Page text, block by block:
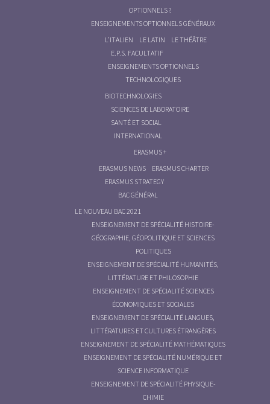
OPTIONNELS ?
ENSEIGNEMENTS OPTIONNELS GÉNÉRAUX
L’ITALIEN
LE LATIN
LE THÉÂTRE
E.P.S. FACULTATIF
ENSEIGNEMENTS OPTIONNELS
TECHNOLOGIQUES
BIOTECHNOLOGIES
SCIENCES DE LABORATOIRE
SANTÉ ET SOCIAL
INTERNATIONAL
ERASMUS +
ERASMUS NEWS
ERASMUS CHARTER
ERASMUS STRATEGY
BAC GÉNÉRAL
LE NOUVEAU BAC 2021
ENSEIGNEMENT DE SPÉCIALITÉ HISTOIRE-
GÉOGRAPHIE, GÉOPOLITIQUE ET SCIENCES
POLITIQUES
ENSEIGNEMENT DE SPÉCIALITÉ HUMANITÉS,
LITTÉRATURE ET PHILOSOPHIE
ENSEIGNEMENT DE SPÉCIALITÉ SCIENCES
ÉCONOMIQUES ET SOCIALES
ENSEIGNEMENT DE SPÉCIALITÉ LANGUES,
LITTÉRATURES ET CULTURES ÉTRANGÈRES
ENSEIGNEMENT DE SPÉCIALITÉ MATHÉMATIQUES
ENSEIGNEMENT DE SPÉCIALITÉ NUMÉRIQUE ET
SCIENCE INFORMATIQUE
ENSEIGNEMENT DE SPÉCIALITÉ PHYSIQUE-
CHIMIE